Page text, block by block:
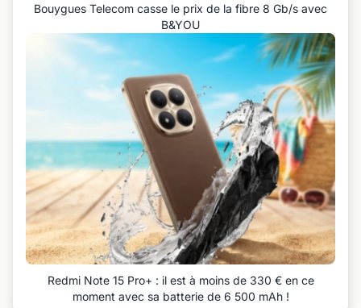
Bouygues Telecom casse le prix de la fibre 8 Gb/s avec
B&YOU
Redmi Note 15 Pro+ : il est à moins de 330 € en ce
moment avec sa batterie de 6 500 mAh !